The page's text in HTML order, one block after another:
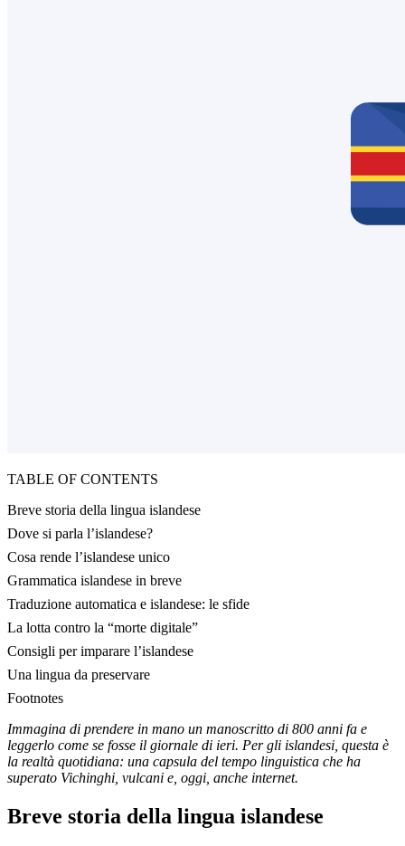
TABLE OF CONTENTS
Breve storia della lingua islandese
Dove si parla l’islandese?
Cosa rende l’islandese unico
Grammatica islandese in breve
Traduzione automatica e islandese: le sfide
La lotta contro la “morte digitale”
Consigli per imparare l’islandese
Una lingua da preservare
Footnotes
Immagina di prendere in mano un manoscritto di 800 anni fa e
leggerlo come se fosse il giornale di ieri. Per gli islandesi, questa è
la realtà quotidiana: una capsula del tempo linguistica che ha
superato Vichinghi, vulcani e, oggi, anche internet.
Breve storia della lingua islandese